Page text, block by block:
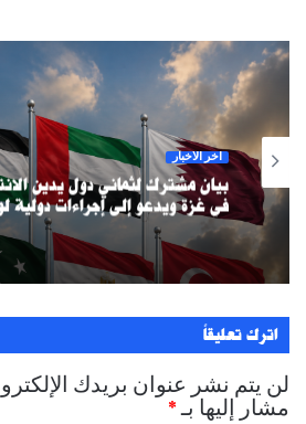
آخر الأخبار
بيان مشترك لثماني دول يدين
في غزة ويدعو إلى إجراءات دولية
اترك تعليقاً
لن يتم نشر عنوان بريدك
مشار إليها بـ*